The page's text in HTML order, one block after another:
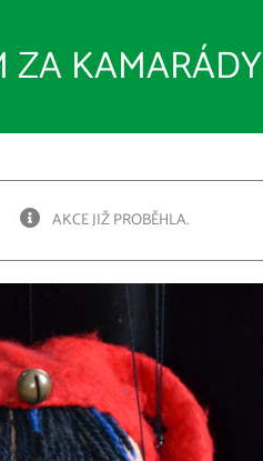
ZA KAMARÁDY
AKCE JIŽ PROBĚHLA.